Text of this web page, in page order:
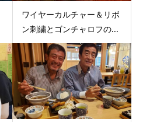
ワイヤーカルチャー＆リボ
ン刺繍とゴンチャロフの...